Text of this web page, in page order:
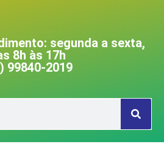
segunda a sexta,
8h às 17h
99840-2019